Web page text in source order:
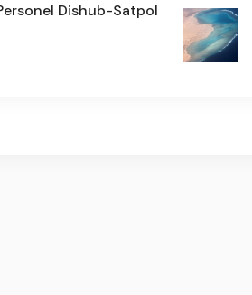
Dishub-Satpol